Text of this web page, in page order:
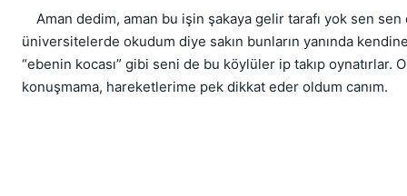
Aman dedim, aman bu işin şakaya gelir tarafı yok sen sen
üniversitelerde okudum diye sakın bunların yanında
“ebenin kocası” gibi seni de bu köylüler ip takıp oynatırlar.
konuşmama, hareketlerime pek dikkat eder oldum canım.